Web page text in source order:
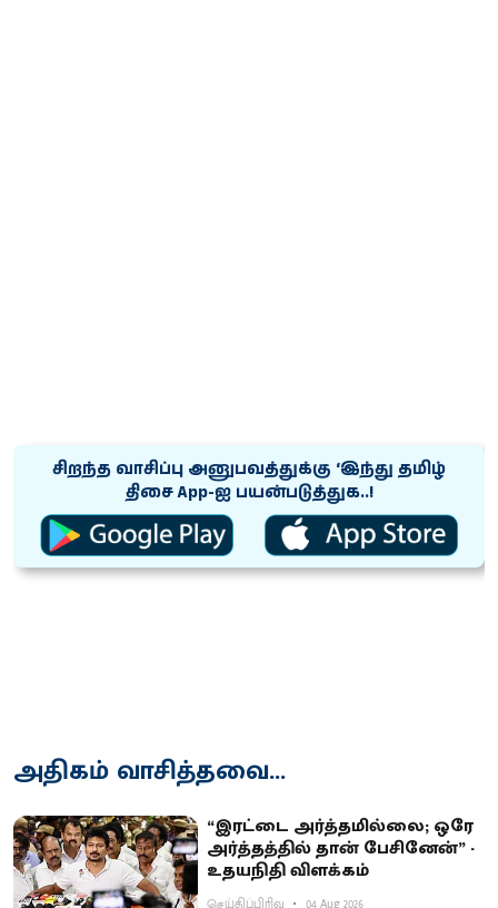
சிறந்த வாசிப்பு அனுபவத்துக்கு ‘இந்து தமிழ்
திசை App-ஐ பயன்படுத்துக..!
அதிகம் வாசித்தவை...
“இரட்டை அர்த்தமில்லை; ஒரே
அர்த்தத்தில் தான் பேசினேன்” -
உதயநிதி விளக்கம்